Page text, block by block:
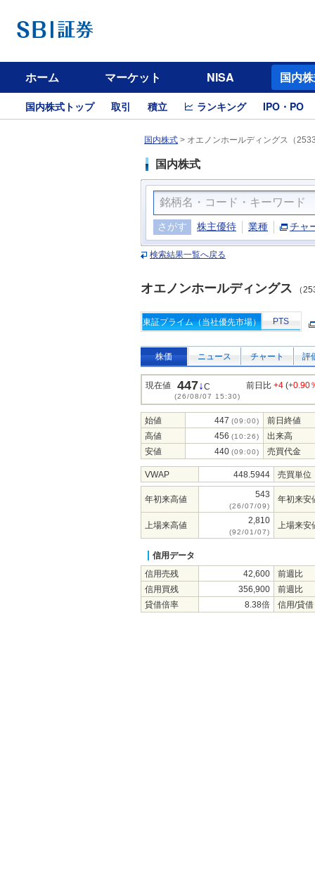
ホーム マーケット NISA 国内
国内株式トップ 取引 積立 ランキング IPO・PO
国内株式 > オエノンホールディングス（
国内株式
さがす 株主優待 業種 チャ
検索結果一覧へ戻る
オエノンホールディングス （
東証プライム（当社優先市場） PTS
株価 ニュース チャート 評
現在値 447↓C
(26/08/07 15:30)
前日比 +4 (+0.90
始値 447 (09:00)
前日終値
高値
456 (10:26)
出来高
安値
440 (09:00) 売買代金
VWAP 448.5944 売買単位
年初来高値 543
(26/07/09)
年初来安
上場来高値 2,810
(92/01/07)
上場来安
信用データ
信用売残
42,600
前週比
信用買残
356,900
前週比
貸借倍率
8.38倍 信用/貸借